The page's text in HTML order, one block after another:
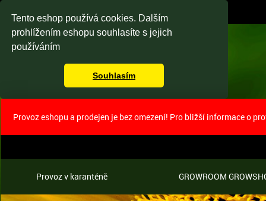
Tento eshop používá cookies. Dalším
prohlížením eshopu souhlasíte s jejich
používáním
Souhlasím
Provoz eshopu a prodejen je bez omezení! Pro bližší informace o
Provoz v karanténě GROWROOM